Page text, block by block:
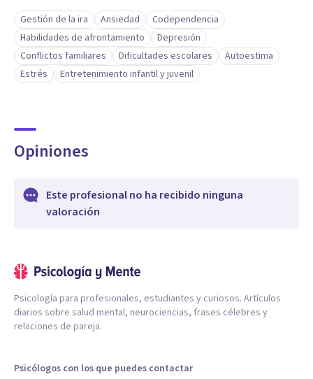
Gestión de la ira Ansiedad
Codependencia
Habilidades de afrontamiento
Depresión
Conflictos familiares
Dificultades escolares
Autoestima
Estrés
Entretenimiento infantil y juvenil
Opiniones
Este profesional no ha recibido ninguna
valoración
Psicología para profesionales, estudiantes y curiosos. Artículos
diarios sobre salud mental, neurociencias, frases célebres y
relaciones de pareja.
Psicólogos con los que puedes contactar